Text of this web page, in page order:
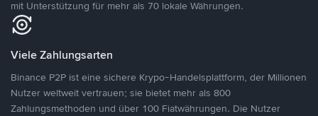
mit Unterstützung für mehr als 70 lokale Währungen.
Viele Zahlungsarten
Binance P2P ist eine sichere Krypo-Handelsplattform, der Millionen
Nutzer weltweit vertrauen; sie bietet mehr als 800
Zahlungsmethoden und über 100 Fiatwährungen. Die Nutzer